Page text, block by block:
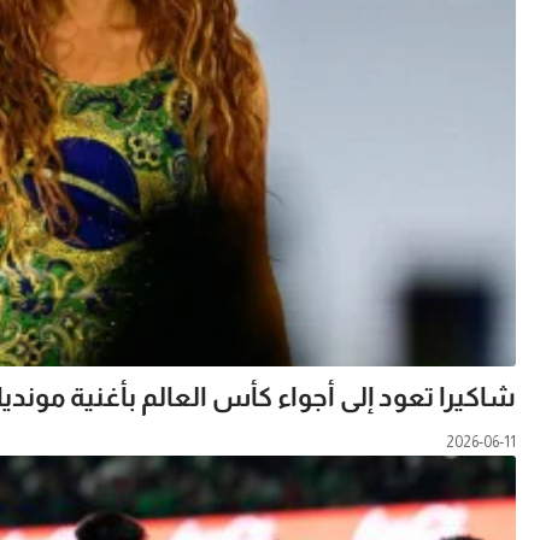
شاكيرا تعود إلى أجواء كأس العالم بأغنية مونديال
2026-06-11